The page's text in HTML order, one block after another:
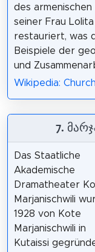
des
seiner Frau
restauriert, was
Beispiele der
und
Wikipedia:
7.
Das Staatliche
Akademische
Dramatheater
Marjanischwili
1928 von Kote
Marjanischwili in
Kutaissi